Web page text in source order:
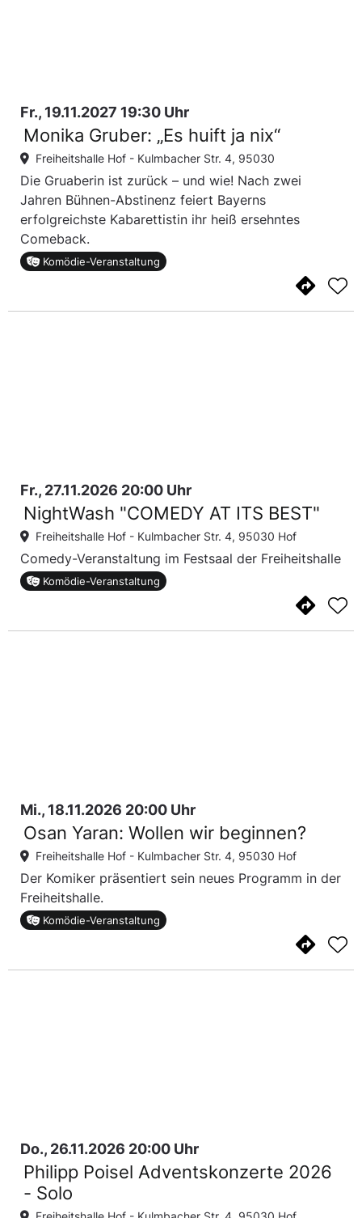
Fr., 19.11.2027 19:30 Uhr
Monika Gruber: „Es huift ja nix“
Freiheitshalle Hof - Kulmbacher Str. 4, 95030
Die Gruaberin ist zurück – und wie! Nach zwei
Jahren Bühnen-Abstinenz feiert Bayerns
erfolgreichste Kabarettistin ihr heiß ersehntes
Comeback.
Komödie-Veranstaltung
Fr., 27.11.2026 20:00 Uhr
NightWash "COMEDY AT ITS BEST"
Freiheitshalle Hof - Kulmbacher Str. 4, 95030 Hof
Comedy-Veranstaltung im Festsaal der Freiheitshalle
Komödie-Veranstaltung
Mi., 18.11.2026 20:00 Uhr
Osan Yaran: Wollen wir beginnen?
Freiheitshalle Hof - Kulmbacher Str. 4, 95030 Hof
Der Komiker präsentiert sein neues Programm in der
Freiheitshalle.
Komödie-Veranstaltung
Do., 26.11.2026 20:00 Uhr
Philipp Poisel Adventskonzerte 2026
- Solo